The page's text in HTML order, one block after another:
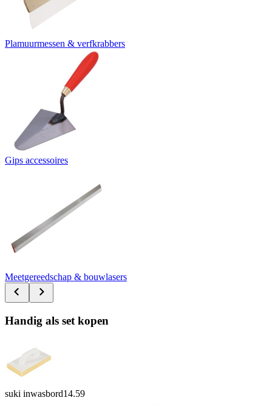
Plamuurmessen & verfkrabbers
Gips accessoires
Meetgereedschap & bouwlasers
Handig als set kopen
suki inwasbord14.59